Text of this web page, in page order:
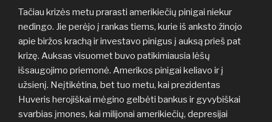
Tačiau krizės metu prarasti amerikiečių pinigai niekur
nedingo. Jie perėjo į rankas tiems, kurie iš anksto žinojo
apie biržos krachą ir investavo pinigus į auksą prieš pat
krizę. Auksas visuomet buvo patikimiausia lėšų
išsaugojimo priemonė. Amerikos pinigai keliavo ir į
užsienį. Neįtikėtina, bet tuo metu, kai prezidentas
Huveris herojiškai mėgino gelbėti bankus ir gyvybiškai
svarbias įmones, kai milijonai amerikiečių, depresijai